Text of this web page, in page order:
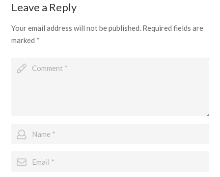
Leave a Reply
Your email address will not be published. Required fields are
marked *